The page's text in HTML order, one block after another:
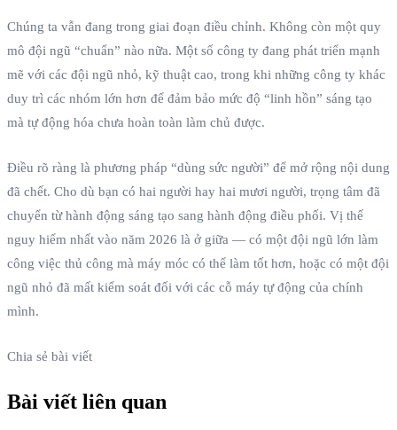
Chúng ta vẫn đang trong giai đoạn điều chỉnh. Không còn một quy
mô đội ngũ “chuẩn” nào nữa. Một số công ty đang phát triển mạnh
mẽ với các đội ngũ nhỏ, kỹ thuật cao, trong khi những công ty khác
duy trì các nhóm lớn hơn để đảm bảo mức độ “linh hồn” sáng tạo
mà tự động hóa chưa hoàn toàn làm chủ được.
Điều rõ ràng là phương pháp “dùng sức người” để mở rộng nội dung
đã chết. Cho dù bạn có hai người hay hai mươi người, trọng tâm đã
chuyển từ hành động sáng tạo sang hành động điều phối. Vị thế
nguy hiểm nhất vào năm 2026 là ở giữa — có một đội ngũ lớn làm
công việc thủ công mà máy móc có thể làm tốt hơn, hoặc có một đội
ngũ nhỏ đã mất kiểm soát đối với các cỗ máy tự động của chính
mình.
Chia sẻ bài viết
Bài viết liên quan